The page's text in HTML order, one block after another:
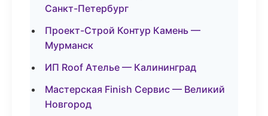
Санкт-Петербург
Проект-Строй Контур Камень —
Мурманск
ИП Roof Ателье — Калининград
Мастерская Finish Сервис — Великий
Новгород